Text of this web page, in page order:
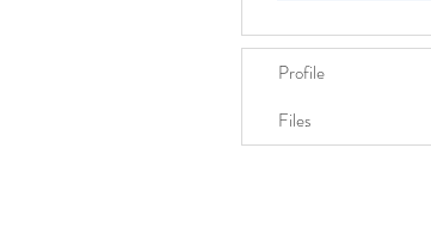
Profile
Files